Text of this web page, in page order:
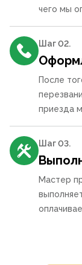
чего мы
Шаг 02.
После
приезда
Шаг 03.
Мастер